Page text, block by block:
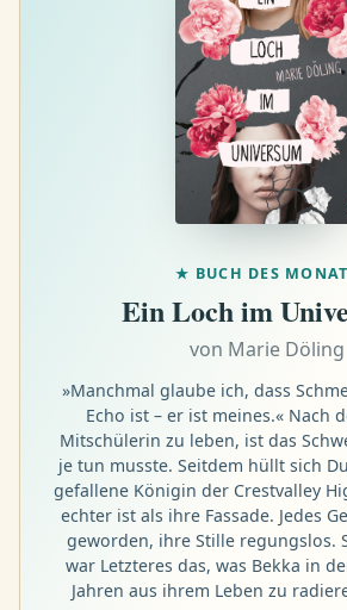
★ BUCH DES
Ein Loch im
von Marie Döling
»Manchmal glaube ich, dass
Echo ist – er ist meines.« Nach
Mitschülerin zu leben, ist das
je tun musste. Seitdem hüllt sich
gefallene Königin der Crestvalley
echter ist als ihre Fassade. Jedes
geworden, ihre Stille regungslos.
war Letzteres das, was Bekka in
Jahren aus ihrem Leben zu